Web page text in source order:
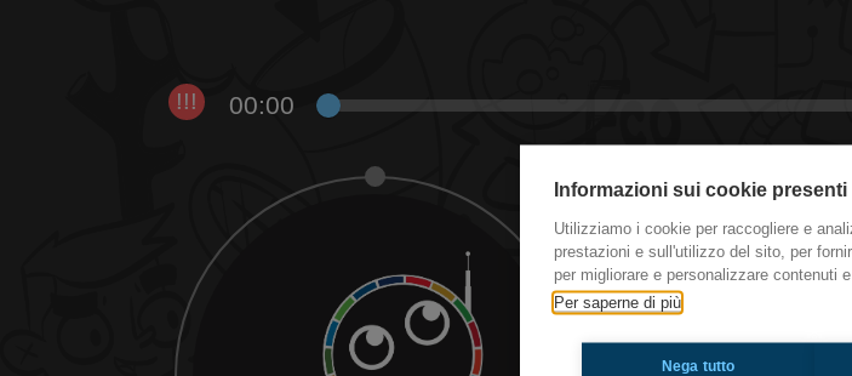
!!! 00:00
#cg Il film del mese
Informazioni sui cookie
Utilizziamo i cookie per raccogliere e
prestazioni e sull'utilizzo del sito, per
per migliorare e personalizzare contenuti
Per saperne di più
Nega tutto